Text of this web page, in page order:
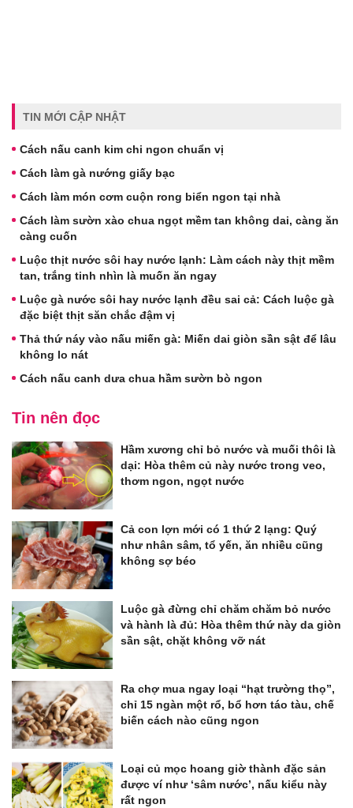
TIN MỚI CẬP NHẬT
Cách nấu canh kim chi ngon chuẩn vị
Cách làm gà nướng giấy bạc
Cách làm món cơm cuộn rong biển ngon tại nhà
Cách làm sườn xào chua ngọt mềm tan không dai, càng ăn
càng cuốn
Luộc thịt nước sôi hay nước lạnh: Làm cách này thịt mềm
tan, trắng tinh nhìn là muốn ăn ngay
Luộc gà nước sôi hay nước lạnh đều sai cả: Cách luộc gà
đặc biệt thịt săn chắc đậm vị
Thả thứ náy vào nấu miến gà: Miến dai giòn sần sật để lâu
không lo nát
Cách nấu canh dưa chua hầm sườn bò ngon
Tin nên đọc
Hầm xương chỉ bỏ nước và muối thôi là
dại: Hòa thêm củ này nước trong veo,
thơm ngon, ngọt nước
Cả con lợn mới có 1 thứ 2 lạng: Quý
như nhân sâm, tổ yến, ăn nhiều cũng
không sợ béo
Luộc gà đừng chỉ chăm chăm bỏ nước
và hành là đủ: Hòa thêm thứ này da giòn
sần sật, chặt không vỡ nát
Ra chợ mua ngay loại “hạt trường thọ”,
chỉ 15 ngàn một rổ, bổ hơn táo tàu, chế
biến cách nào cũng ngon
Loại củ mọc hoang giờ thành đặc sản
được ví như ‘sâm nước’, nấu kiểu này
rất ngon